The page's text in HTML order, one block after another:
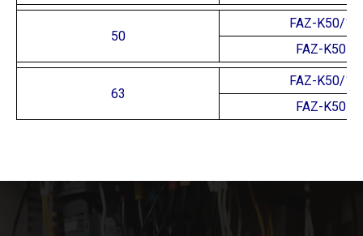
50
FAZ-K50/1
FAZ-K50
63
FAZ-K50/1
FAZ-K50